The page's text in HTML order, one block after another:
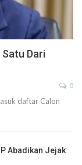
Dari
0
daftar Calon
Abadikan Jejak